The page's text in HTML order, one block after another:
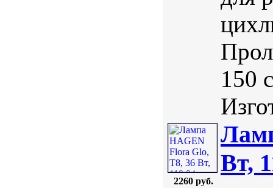
150
2260 руб.
Вт,